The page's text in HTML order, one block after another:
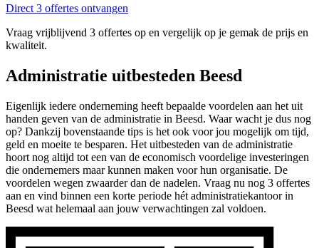
Direct 3 offertes ontvangen
Vraag vrijblijvend 3 offertes op en vergelijk op je gemak de prijs en
kwaliteit.
Administratie uitbesteden Beesd
Eigenlijk iedere onderneming heeft bepaalde voordelen aan het uit
handen geven van de administratie in Beesd. Waar wacht je dus nog
op? Dankzij bovenstaande tips is het ook voor jou mogelijk om tijd,
geld en moeite te besparen. Het uitbesteden van de administratie
hoort nog altijd tot een van de economisch voordelige investeringen
die ondernemers maar kunnen maken voor hun organisatie. De
voordelen wegen zwaarder dan de nadelen. Vraag nu nog 3 offertes
aan en vind binnen een korte periode hét administratiekantoor in
Beesd wat helemaal aan jouw verwachtingen zal voldoen.